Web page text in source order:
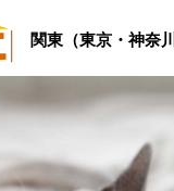
関東（東京・神奈川